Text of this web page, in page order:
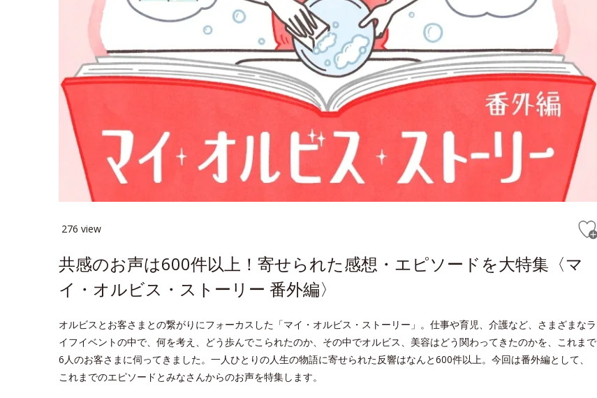
276 view
共感のお声は600件以上！寄せられた感想・エピソードを大特集〈マ
イ・オルビス・ストーリー 番外編〉
オルビスとお客さまとの繋がりにフォーカスした「マイ・オルビス・ストーリー」。仕事や育児、介護など、さまざまなラ
イフイベントの中で、何を考え、どう歩んでこられたのか、その中でオルビス、美容はどう関わってきたのかを、これまで
6人のお客さまに伺ってきました。一人ひとりの人生の物語に寄せられた反響はなんと600件以上。今回は番外編として、
これまでのエピソードとみなさんからのお声を特集します。